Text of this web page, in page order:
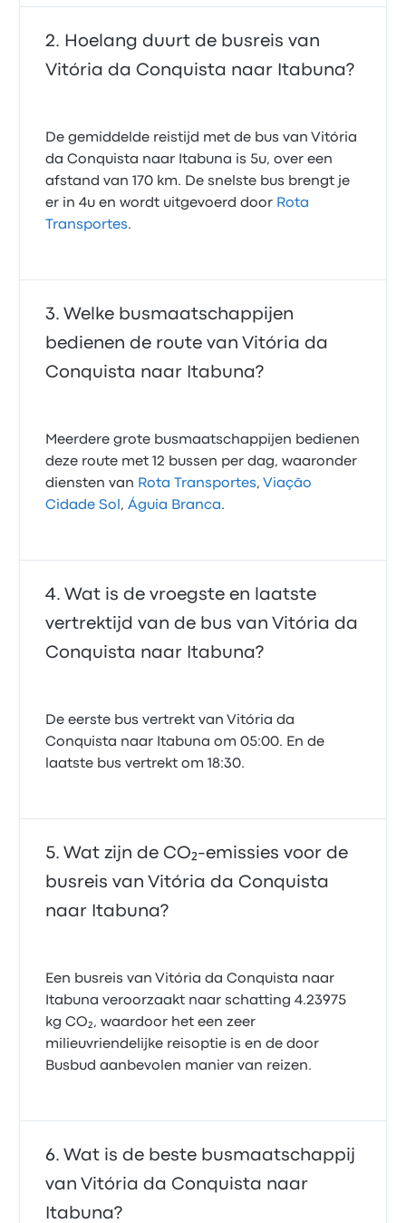
Hoelang duurt de busreis van
Vitória da Conquista naar Itabuna?
De gemiddelde reistijd met de bus van Vitória
da Conquista naar Itabuna is 5u, over een
afstand van 170 km. De snelste bus brengt je
er in 4u en wordt uitgevoerd door Rota
Transportes.
Welke busmaatschappijen
bedienen de route van Vitória da
Conquista naar Itabuna?
Meerdere grote busmaatschappijen bedienen
deze route met 12 bussen per dag, waaronder
diensten van Rota Transportes, Viação
Cidade Sol ,Águia Branca.
Wat is de vroegste en laatste
vertrektijd van de bus van Vitória da
Conquista naar Itabuna?
De eerste bus vertrekt van Vitória da
Conquista naar Itabuna om 05:00. En de
laatste bus vertrekt om 18:30.
Wat zijn de CO₂-emissies voor de
busreis van Vitória da Conquista
naar Itabuna?
Een busreis van Vitória da Conquista naar
Itabuna veroorzaakt naar schatting 4.23975
kg CO₂, waardoor het een zeer
milieuvriendelijke reisoptie is en de door
Busbud aanbevolen manier van reizen.
Wat is de beste busmaatschappij
van Vitória da Conquista naar
Itabuna?